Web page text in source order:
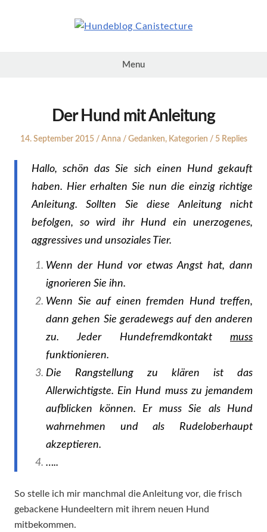
Menu
Der Hund mit Anleitung
Posted
14. September 2015 Author
Anna
Posted
Gedanken, Kategorien 5 Replies
Hallo, schön das Sie sich einen Hund gekauft
haben. Hier erhalten Sie nun die einzig richtige
Anleitung. Sollten Sie diese Anleitung nicht
befolgen, so wird ihr Hund ein unerzogenes,
aggressives und unsoziales Tier.
Wenn der Hund vor etwas Angst hat, dann
ignorieren Sie ihn.
Wenn Sie auf einen fremden Hund treffen,
dann gehen Sie geradewegs auf den anderen
zu. Jeder Hundefremdkontakt muss
funktionieren.
Die Rangstellung zu klären ist das
Allerwichtigste. Ein Hund muss zu jemandem
aufblicken können. Er muss Sie als Hund
wahrnehmen und als Rudeloberhaupt
akzeptieren.
…..
So stelle ich mir manchmal die Anleitung vor, die frisch
gebackene Hundeeltern mit ihrem neuen Hund
mitbekommen.